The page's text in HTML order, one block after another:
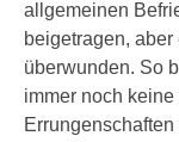
allgemeinen
beigetragen,
überwunden. So
immer noch